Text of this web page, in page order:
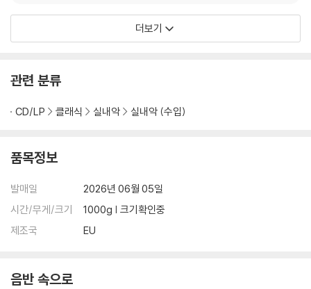
더보기
관련 분류
CD/LP 클래식 실내악 실내악 (수입)
품목정보
발매일
2026년 06월 05일
시간/무게/크기
1000g | 크기확인중
제조국
EU
음반 속으로